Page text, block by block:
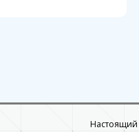
Настоящий